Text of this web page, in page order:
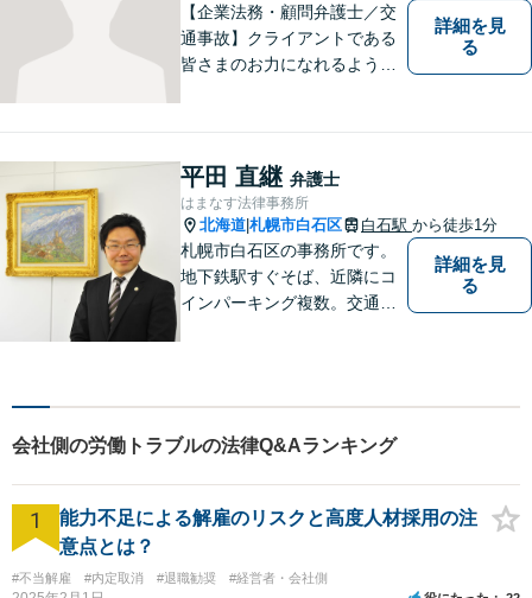
【企業法務・顧問弁護士／交
通事故】クライアントである
皆さまのお力になれるよう全
詳細を見
る
平田 直継 弁護士
はまなす法律事務所
北海道 札幌市白石区 白石駅 から徒歩1分
札幌市白石区の事務所です。
地下鉄駅すぐそば、近隣にコ
インパーキング複数。交通の
もアクセス良好。相続、交通
事故、離婚、債務整理など幅
広く対応する４０代の経験豊
富な弁護士です。
詳細を見
る
会社側の労働トラブルの法律Q&Aランキング
1
能力不足による解雇のリスクと高度人材採用の注
意点とは？
#不当解雇 #内定取消 #退職勧奨 #経営者・会社側